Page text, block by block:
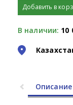
Добавить в
В наличии: 10
Описание